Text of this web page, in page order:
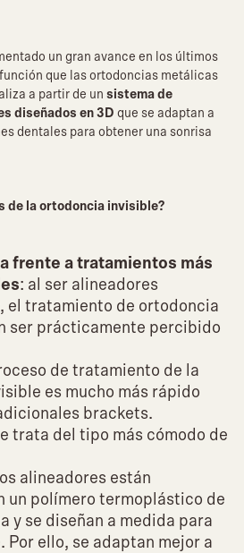
un gran avance en los últimos
que las ortodoncias metálicas
a partir de un sistema de
diseñados en 3D que se adaptan a
dentales para obtener una sonrisa
de la ortodoncia invisible?
frente a tratamientos más
: al ser alineadores
el tratamiento de ortodoncia
ser prácticamente percibido
de tratamiento de la
es mucho más rápido
brackets.
trata del tipo más cómodo de
alineadores están
un polímero termoplástico de
y se diseñan a medida para
Por ello, se adaptan mejor a